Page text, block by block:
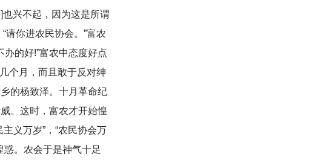
兴不起，因为这是所谓
请你进农民协会。”富农
的好!”富农中态度好点
个月，而且敢于反对绅
的杨致泽。十月革命纪
。这时，富农才开始惶
义万岁”，“农民协会万
惑。农会于是神气十足